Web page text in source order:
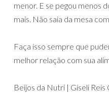
menor. E se pegou menos
mais. Não saia da mesa
Faça isso sempre que
melhor relação com sua
Beijos da Nutri | Giseli